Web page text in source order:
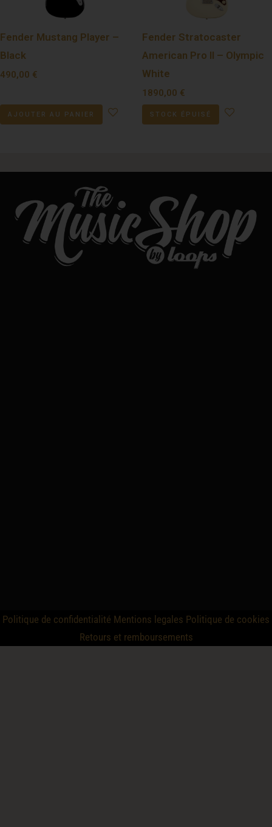
Fender Mustang Player –
Black
490,00 €
AJOUTER AU PANIER
Fender Stratocaster
American Pro II – Olympic
White
1890,00 €
STOCK ÉPUISÉ
Politique de confidentialité Mentions legales Politique de cookies
Retours et remboursements